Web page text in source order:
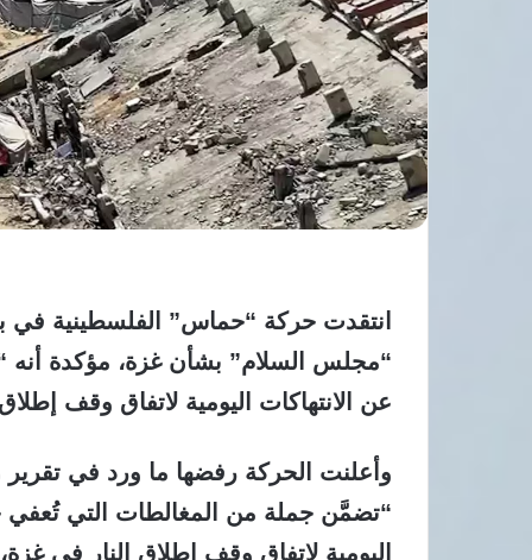
انتقدت حركة “حماس” الفلسطينية في
“مجلس السلام” بشأن غزة، مؤكدة أنه
عن الانتهاكات اليومية لاتفاق وقف
وأعلنت الحركة رفضها ما ورد في
“تضمَّن جملة من المغالطات التي تُعفي
اليومية لاتفاق وقف إطلاق النار في